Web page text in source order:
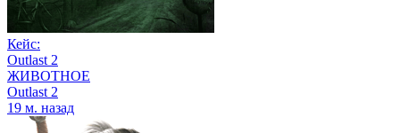
Кейс:
Outlast 2
ЖИВОТНОЕ
Outlast 2
19 м. назад